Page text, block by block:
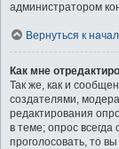
администратором
Вернуться к
Как мне
Так же, как и
создателями,
редактирования
в теме; опрос
проголосовать, то